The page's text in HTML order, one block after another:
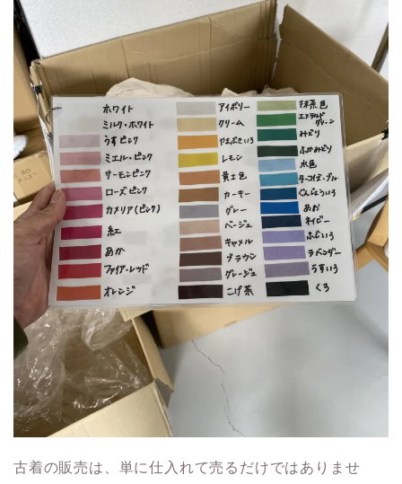
古着の販売は、単に仕入れて売るだけではありませ